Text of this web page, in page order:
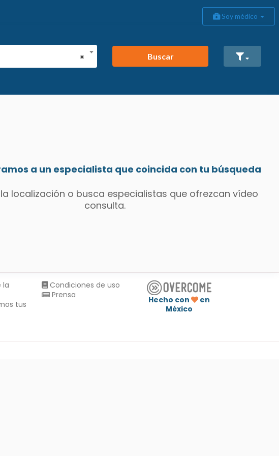
Soy médico
×
Buscar
a un especialista que coincida con tu búsqueda
localización o busca especialistas que ofrezcan vídeo
consulta.
la
tus
Condiciones de uso
Prensa
Hecho con
en
México